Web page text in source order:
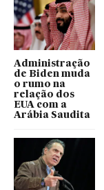
Administração
de Biden muda
o rumo na
relação dos
EUA com a
Arábia Saudita